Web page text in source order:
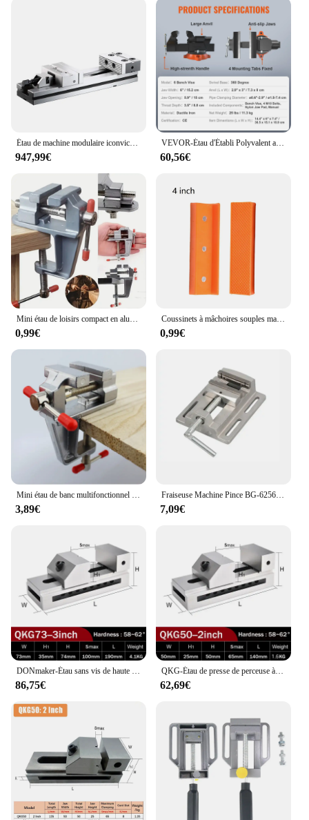
for both experienced professionals and those new to
heavy-duty lifting. The product's adaptability is
unmatched, making it suitable for a wide range of
applications. Whether you're lifting heavy
machinery, securing cargo, or managing
construction materials, the étau QH200 is designed
to deliver efficiency and safety. Its robust
performance ensures that you can tackle the most
demanding tasks with confidence.
**Tailored for the Industry**
The étau QH200 is more than just a tool; it's a
partner in your work. Understanding the unique
demands of the industry, this product is available
for wholesale and vendor purchases, providing
significant discounts for those who require large
quantities. Its design and style are tailored to meet
the needs of professionals who demand the best
from their equipment. With its optimal performance
and property, the étau QH200 stands out as a
reliable and efficient solution for all your heavy-
duty lifting and securing needs.
Étau de machine modulaire iconvice de précision CNC, GT100, iconmachine MATRIX, ightPRIcloser 150-200, vente en gros en Chine
947,99€
VEVOR-Étau d'Établi Polyvalent avec Base de Percussion et Enclume, en Fonte Rapide pour les Projets, Coupe de Conduit, Ponçage, 4.5, 6, 6.5 Pouces
60,56€
Mini étau de loisirs compact en aluminium, établi à pince multifonctionnel, petite réparation, projets de bricolage, durable, réglable, 1 pièce
0,99€
Coussinets à mâchoires souples magnétiques, étau métallique, banc de allumer es-outils, étau, calcul du métal, travail, pièce de protection en fibre, 4.5 ", 6", 2 pièces
0,99€
Mini étau de banc multifonctionnel en aluminium, pince de passe-temps, pince plate, étau à outils, petit bijoutier, 3.5 quot
3,89€
Fraiseuse Machine Pince BG-6256 2.5 Pouces 3 Pouces Perceuse Presse Étau Banc Pince Pinces Plates Étau Support pio Pince Antarctique Étau
7,09€
86,75€
QKG-Étau de presse de perceuse à glissière transversale, outils de sommet, étau de meulage, étaux modulaires de précision, base de percussion, QKG50, 2 pouces
62,69€